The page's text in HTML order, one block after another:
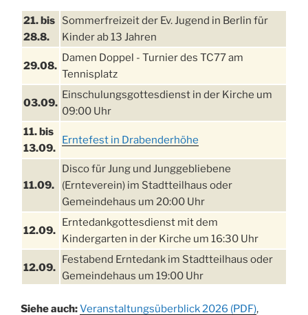
21. bis
28.8.
Sommerfreizeit der Ev. Jugend in Berlin für
Kinder ab 13 Jahren
29.08.
Damen Doppel - Turnier des TC77 am
Tennisplatz
03.09.
Einschulungsgottesdienst in der Kirche um
09:00 Uhr
11. bis
13.09.
Erntefest in Drabenderhöhe
11.09.
Disco für Jung und Junggebliebene
(Ernteverein) im Stadtteilhaus oder
Gemeindehaus um 20:00 Uhr
12.09.
Erntedankgottesdienst mit dem
Kindergarten in der Kirche um 16:30 Uhr
12.09.
Festabend Erntedank im Stadtteilhaus oder
Gemeindehaus um 19:00 Uhr
13.09.
Siehe auch:Veranstaltungsüberblick 2026 (PDF),